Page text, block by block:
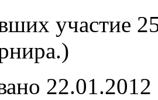
участие